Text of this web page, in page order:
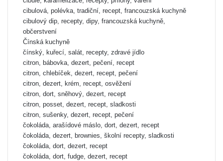
cibulová, polévka, tradiční, recept, francouzská kuchyně
cibulový dip, recepty, dipy, francouzská kuchyně,
občerstvení
Čínská kuchyně
čínský, kuřecí, salát, recepty, zdravé jídlo
citron, bábovka, dezert, pečení, recept
citron, chlebíček, dezert, recept, pečení
citron, dezert, krém, recept, osvěžení
citron, dort, sněhový, dezert, recept
citron, posset, dezert, recept, sladkosti
citron, sušenky, dezert, recept, pečení
čokoláda, arašídové máslo, dort, dezert, recept
čokoláda, dezert, brownies, školní recepty, sladkosti
čokoláda, dort, dezert, recept
čokoláda, dort, fudge, dezert, recept